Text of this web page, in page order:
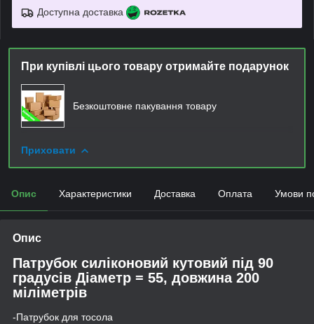
Доступна доставка
При купівлі цього товару отримайте подарунок
Безкоштовне пакування товару
Приховати
Опис Характеристики Доставка Оплата Умови
Опис
Патрубок силіконовий кутовий під 90
градусів Діаметр = 55, довжина 200
міліметрів
-Патрубок для тосола